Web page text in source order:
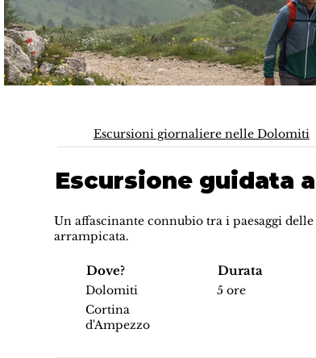
Escursioni giornaliere nelle Dolomiti
Escursione guidata
Un affascinante connubio tra i paesaggi
arrampicata.
Dove?
Dolomiti
Cortina
d'Ampezzo
Durata
5 ore